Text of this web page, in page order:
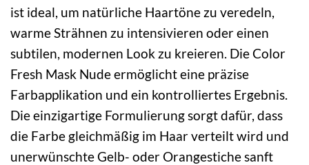
ist ideal, um natürliche Haartöne zu veredeln,
warme Strähnen zu intensivieren oder einen
subtilen, modernen Look zu kreieren. Die Color
Fresh Mask Nude ermöglicht eine präzise
Farbapplikation und ein kontrolliertes Ergebnis.
Die einzigartige Formulierung sorgt dafür, dass
die Farbe gleichmäßig im Haar verteilt wird und
unerwünschte Gelb- oder Orangestiche sanft